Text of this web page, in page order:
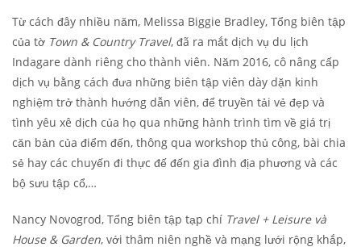
Từ cách đây nhiều năm, Melissa Biggie Bradley, Tổng biên tập
của tờ Town & Country Travel, đã ra mắt dịch vụ du lịch
Indagare dành riêng cho thành viên. Năm 2016, cô nâng cấp
dịch vụ bằng cách đưa những biên tập viên dày dặn kinh
nghiệm trở thành hướng dẫn viên, để truyền tải vẻ đẹp và
tình yêu xê dịch của họ qua những hành trình tìm về giá trị
căn bản của điểm đến, thông qua workshop thủ công, bài chia
sẻ hay các chuyến đi thực đế đến gia đình địa phương và các
bộ sưu tập cổ,…
Nancy Novogrod, Tổng biên tập tạp chí Travel + Leisure và
House & Garden, với thâm niên nghề và mạng lưới rộng khắp,